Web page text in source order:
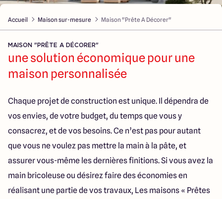
Votre projet
Qui sommes-nous
Maisons ARLOGIS Villefranche sur Saône
1151 Boulevard Burdeau
69400 Villefranche-sur-Saône
4.3 4.7
Accueil Maison sur-mesure Maison "Prête A Décorer"
MAISON "PRÊTE A DÉCORER"
une solution économique pour une
maison personnalisée
Chaque projet de construction est unique. Il dépendra de
vos envies, de votre budget, du temps que vous y
consacrez, et de vos besoins. Ce n’est pas pour autant
que vous ne voulez pas mettre la main à la pâte, et
assurer vous-même les dernières finitions. Si vous avez la
main bricoleuse ou désirez faire des économies en
réalisant une partie de vos travaux, Les maisons « Prêtes